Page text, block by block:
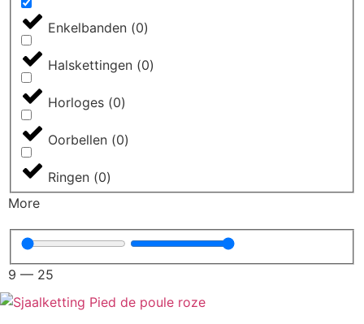
Enkelbanden (0)
Halskettingen (0)
Horloges (0)
Oorbellen (0)
Ringen (0)
More
9 — 25